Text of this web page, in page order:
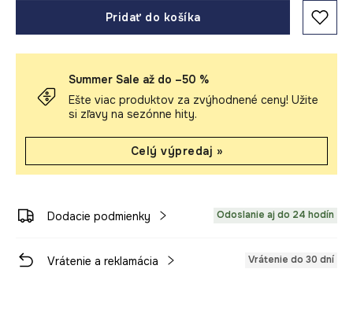
Pridať do košíka
Summer Sale až do –50 %
Ešte viac produktov za zvýhodnené ceny! Užite
si zľavy na sezónne hity.
Celý výpredaj »
Dodacie podmienky Odoslanie aj do 24 hodín
Vrátenie a reklamácia Vrátenie do 30 dní